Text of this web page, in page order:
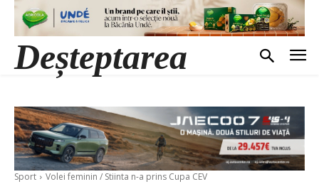
Deșteptarea
Sport Volei feminin / Stiinta n-a prins Cupa CEV